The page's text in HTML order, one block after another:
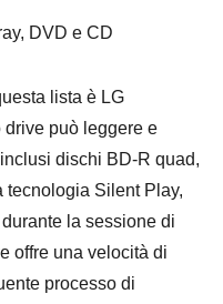
DVD e CD
lista è LG
può leggere e
dischi BD-R quad,
tecnologia Silent Play,
la sessione di
offre una velocità di
processo di